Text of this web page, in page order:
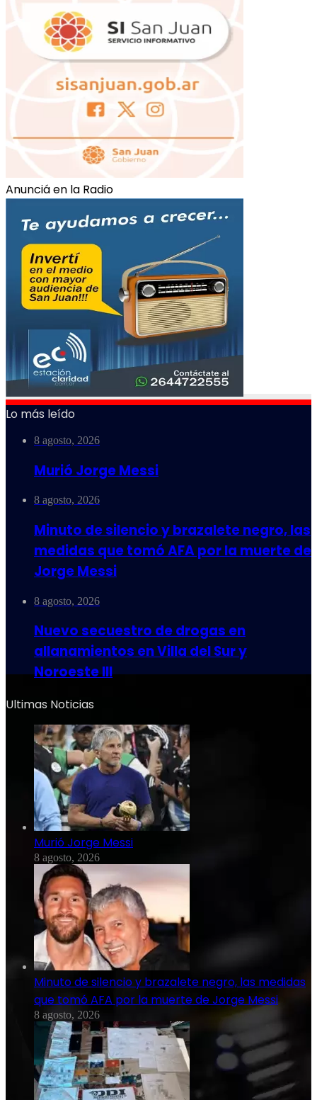
Anunciá en la Radio
Lo más leído
8 agosto, 2026
Murió Jorge Messi
8 agosto, 2026
Minuto de silencio y brazalete negro, las
medidas que tomó AFA por la muerte de
Jorge Messi
8 agosto, 2026
Nuevo secuestro de drogas en
allanamientos en Villa del Sur y
Noroeste III
Ultimas Noticias
Murió Jorge Messi
8 agosto, 2026
Minuto de silencio y brazalete negro, las medidas
que tomó AFA por la muerte de Jorge Messi
8 agosto, 2026